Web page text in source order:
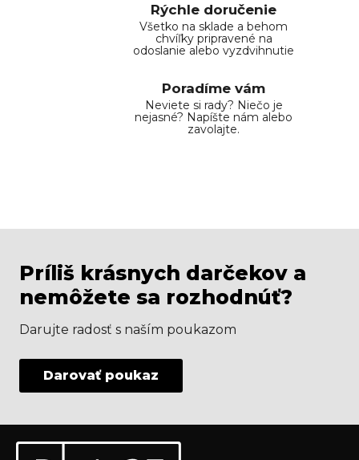
Rýchle doručenie
Všetko na sklade a behom
chvíľky pripravené na
odoslanie alebo vyzdvihnutie
Poradíme vám
Neviete si rady? Niečo je
nejasné? Napíšte nám alebo
zavolajte.
Príliš krásnych darčekov a
nemôžete sa rozhodnúť?
Darujte radosť s naším poukazom
Darovať poukaz
Odoberať newsletter